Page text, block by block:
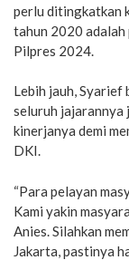
perlu ditingkatkan
tahun 2020 adalah
Pilpres 2024.
Lebih jauh, Syarief
seluruh jajarannya
kinerjanya demi
DKI.
“Para pelayan
Kami yakin
Anies. Silahkan
Jakarta, pastinya